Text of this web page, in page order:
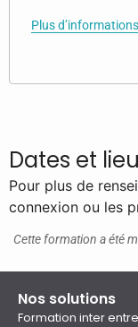
Plus d’informations
Dates et
Pour plus de
connexion ou les
Cette formation a été
Nos solutions
Formation inter